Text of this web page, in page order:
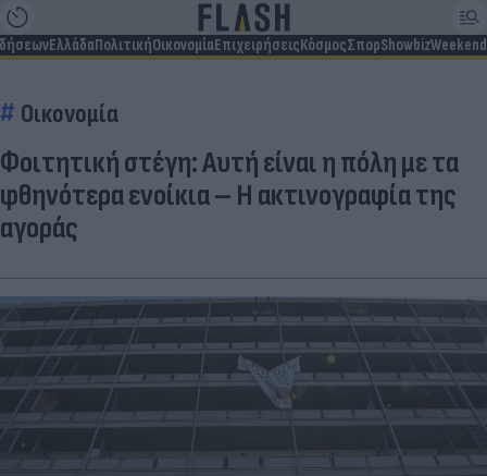
ΕλλάδαΠολιτικήΟικονομίαΕπιχειρήσειςΚόσμοςΣπορShowbizWeekend
Οικονομία
Φοιτητική στέγη: Αυτή είναι η πόλη με τα
φθηνότερα ενοίκια – Η ακτινογραφία της
αγοράς